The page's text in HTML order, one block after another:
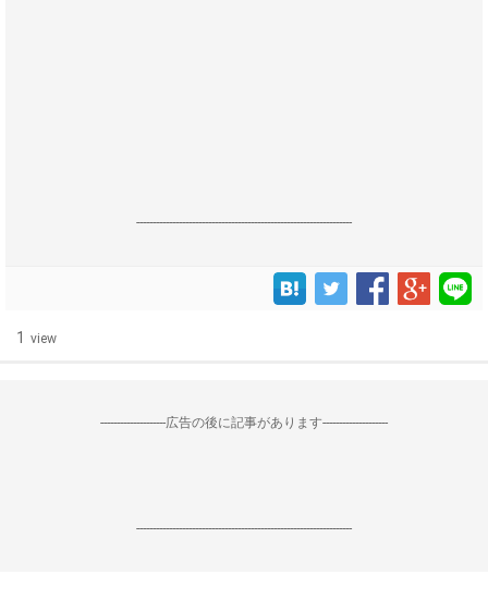
------------------------------------------------------------------
1 view
--------------------広告の後に記事があります--------------------
------------------------------------------------------------------